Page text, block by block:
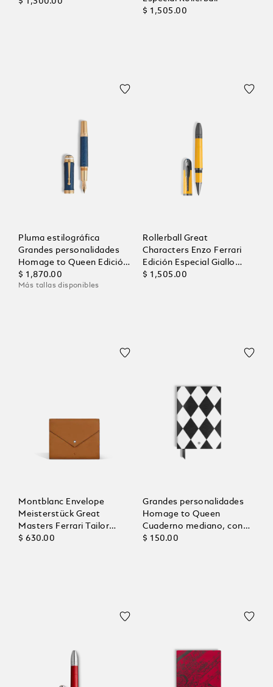
$ 1,505.00
Pluma estilográfica
Grandes personalidades
Homage to Queen Edición
Especial
$ 1,870.00
Más tallas disponibles
Rollerball Great
Characters Enzo Ferrari
Edición Especial Giallo
Modena
$ 1,505.00
Montblanc Envelope
Meisterstück Great
Masters Ferrari Tailor
Made Classica Funda para
$ 630.00
Grandes personalidades
Homage to Queen
Cuaderno mediano, con
líneas
$ 150.00